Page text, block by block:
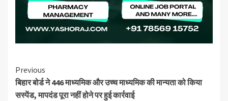
Continue
Reading
Previous
बिहार बोर्ड ने 446 माध्यमिक और उच्च माध्यमिक की मान्यता को किया
सस्पेंड, मापदंड पूरा नहीं होने पर हुई कार्रवाई